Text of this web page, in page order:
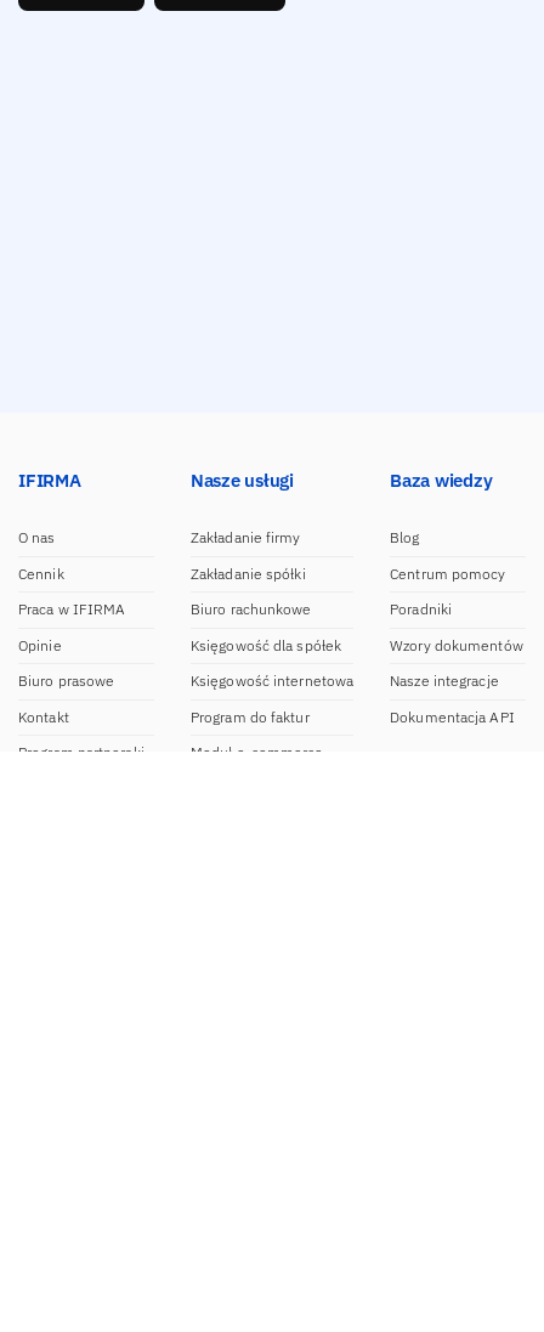
IFIRMA
O nas
Cennik
Praca w IFIRMA
Opinie
Biuro prasowe
Kontakt
Program partnerski
Nasze usługi
Zakładanie firmy
Zakładanie spółki
Biuro rachunkowe
Księgowość dla spółek
Księgowość internetowa
Program do faktur
Moduł e-commerce
Baza wiedzy
Blog
Centrum pomocy
Poradniki
Wzory dokumentów
Nasze integracje
Dokumentacja API